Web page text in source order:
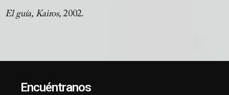
El guía, Kairos, 2002.
Encuéntranos